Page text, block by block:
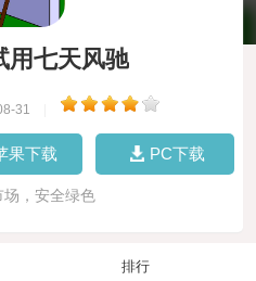
用七天风驰
31
果下载 PC下载
场，安全绿色
排行